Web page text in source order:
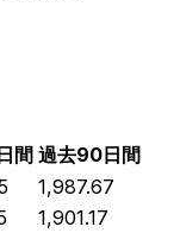
間 過去90日間
1,987.67
1,901.17